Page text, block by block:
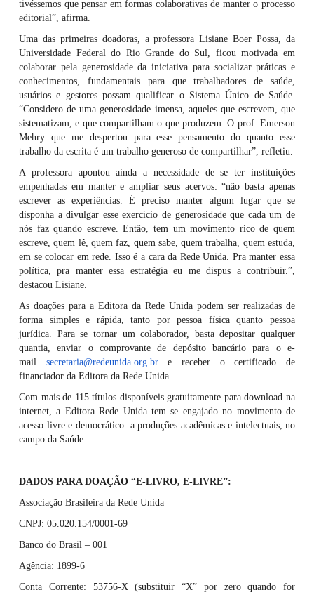
tivéssemos que pensar em formas colaborativas de manter o processo
editorial”, afirma.
Uma das primeiras doadoras, a professora Lisiane Boer Possa, da
Universidade Federal do Rio Grande do Sul, ficou motivada em
colaborar pela generosidade da iniciativa para socializar práticas e
conhecimentos, fundamentais para que trabalhadores de saúde,
usuários e gestores possam qualificar o Sistema Único de Saúde.
“Considero de uma generosidade imensa, aqueles que escrevem, que
sistematizam, e que compartilham o que produzem. O prof. Emerson
Mehry que me despertou para esse pensamento do quanto esse
trabalho da escrita é um trabalho generoso de compartilhar”, refletiu.
A professora apontou ainda a necessidade de se ter instituições
empenhadas em manter e ampliar seus acervos: “não basta apenas
escrever as experiências. É preciso manter algum lugar que se
disponha a divulgar esse exercício de generosidade que cada um de
nós faz quando escreve. Então, tem um movimento rico de quem
escreve, quem lê, quem faz, quem sabe, quem trabalha, quem estuda,
em se colocar em rede. Isso é a cara da Rede Unida. Pra manter essa
política, pra manter essa estratégia eu me dispus a contribuir.”,
destacou Lisiane.
As doações para a Editora da Rede Unida podem ser realizadas de
forma simples e rápida, tanto por pessoa física quanto pessoa
jurídica. Para se tornar um colaborador, basta depositar qualquer
quantia, enviar o comprovante de depósito bancário para o e-
mail secretaria@redeunida.org.bre receber o certificado de
financiador da Editora da Rede Unida.
Com mais de 115 títulos disponíveis gratuitamente para download na
internet, a Editora Rede Unida tem se engajado no movimento de
acesso livre e democrático a produções acadêmicas e intelectuais, no
campo da Saúde.
DADOS PARA DOAÇÃO “E-LIVRO, E-LIVRE”:
Associação Brasileira da Rede Unida
CNPJ: 05.020.154/0001-69
Banco do Brasil – 001
Agência: 1899-6
Conta Corrente: 53756-X (substituir “X” por zero quando for